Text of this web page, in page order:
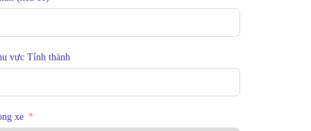
vực Tỉnh thành
xe